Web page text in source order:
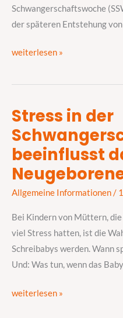
Schwangerschaftswoche
der späteren Entstehung
weiterlesen »
Stress in der
beeinflusst
Allgemeine Informationen/
Bei Kindern von Müttern,
viel Stress hatten, ist die
Schreibabys werden. Wann
Und: Was tun, wenn das
Stress
in
Schwangerschaft
beeinflusst
das
weiterlesen »